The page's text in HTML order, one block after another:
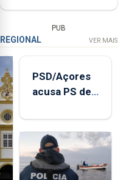
PUB
REGIONAL VER MAIS
PSD/Açores
acusa PS de
contraditória"
sobre
evolução
turística